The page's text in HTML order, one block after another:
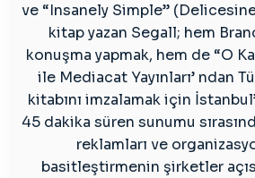
ve “Insanely Simple”
kitap yazan Segall; hem
konuşma yapmak, hem de “O
ile Mediacat Yayınları’ ndan
kitabını imzalamak için
45 dakika süren sunumu
reklamları ve
basitleştirmenin şirketler